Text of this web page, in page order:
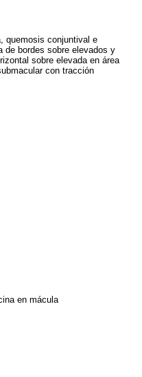
quemosis conjuntival e
de bordes sobre elevados y
sobre elevada en área
con tracción
en mácula